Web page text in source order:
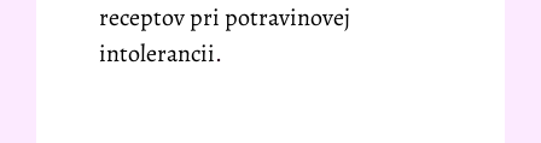
receptov pri potravinovej
intolerancii.